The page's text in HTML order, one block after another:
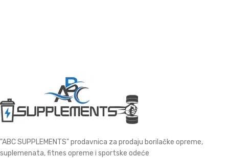
"ABC SUPPLEMENTS" prodavnica za prodaju borilačke opreme,
suplemenata, fitnes opreme i sportske odeće